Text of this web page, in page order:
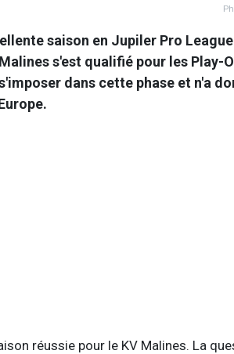
saison en Jupiler Pro League
s'est qualifié pour les Play-
dans cette phase et n'a
réussie pour le KV Malines. La